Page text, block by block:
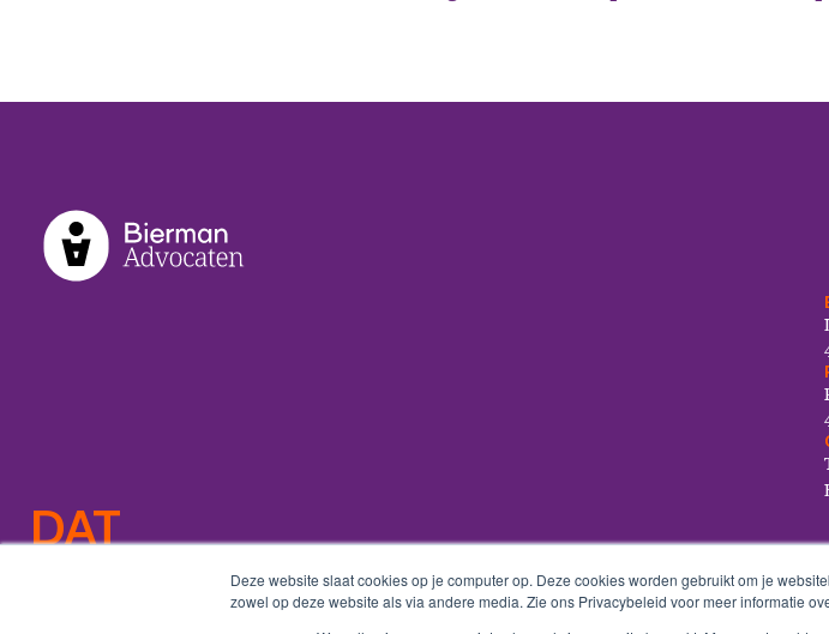
Deze website slaat cookies op je computer op. Deze cookies worden gebruikt om je
zowel op deze website als via andere media. Zie ons Privacybeleid voor meer informatie
DAT
VERANDERT